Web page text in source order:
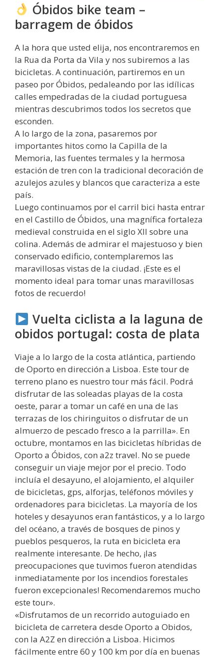
Óbidos bike team –
barragem de óbidos
A la hora que usted elija, nos encontraremos en
la Rua da Porta da Vila y nos subiremos a las
bicicletas. A continuación, partiremos en un
paseo por Óbidos, pedaleando por las idílicas
calles empedradas de la ciudad portuguesa
mientras descubrimos todos los secretos que
esconden.
A lo largo de la zona, pasaremos por
importantes hitos como la Capilla de la
Memoria, las fuentes termales y la hermosa
estación de tren con la tradicional decoración de
azulejos azules y blancos que caracteriza a este
país.
Luego continuamos por el carril bici hasta entrar
en el Castillo de Óbidos, una magnífica fortaleza
medieval construida en el siglo XII sobre una
colina. Además de admirar el majestuoso y bien
conservado edificio, contemplaremos las
maravillosas vistas de la ciudad. ¡Este es el
momento ideal para tomar unas maravillosas
fotos de recuerdo!
Vuelta ciclista a la laguna de
obidos portugal: costa de plata
Viaje a lo largo de la costa atlántica, partiendo
de Oporto en dirección a Lisboa. Este tour de
terreno plano es nuestro tour más fácil. Podrá
disfrutar de las soleadas playas de la costa
oeste, parar a tomar un café en una de las
terrazas de los chiringuitos o disfrutar de un
almuerzo de pescado fresco a la parrilla». En
octubre, montamos en las bicicletas híbridas de
Oporto a Óbidos, con a2z travel. No se puede
conseguir un viaje mejor por el precio. Todo
incluía el desayuno, el alojamiento, el alquiler
de bicicletas, gps, alforjas, teléfonos móviles y
ordenadores para bicicletas. La mayoría de los
hoteles y desayunos eran fantásticos, y a lo largo
del océano, a través de bosques de pinos y
pueblos pesqueros, la ruta en bicicleta era
realmente interesante. De hecho, ¡las
preocupaciones que tuvimos fueron atendidas
inmediatamente por los incendios forestales
fueron excepcionales! Recomendaremos mucho
este tour».
«Disfrutamos de un recorrido autoguiado en
bicicleta de carretera desde Oporto a Obidos,
con la A2Z en dirección a Lisboa. Hicimos
fácilmente entre 60 y 100 km por día en buenas